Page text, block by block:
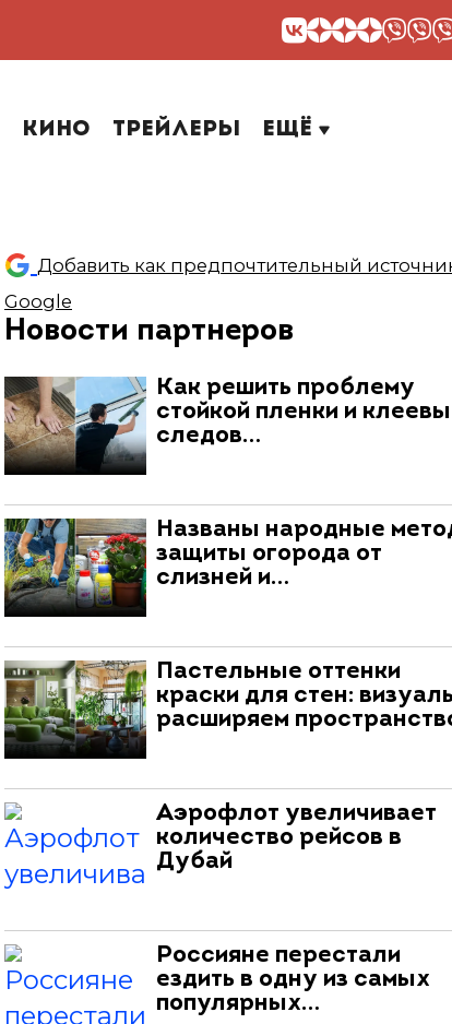
Кино Трейлеры Ещё
Добавить как предпочтительный
Google
Новости партнеров
Как решить проблему
стойкой пленки и
следов…
Названы народные
защиты огорода от
слизней и…
Пастельные оттенки
краски для стен:
расширяем
Аэрофлот увеличивает
количество рейсов в
Дубай
Россияне перестали
ездить в одну из самых
популярных…